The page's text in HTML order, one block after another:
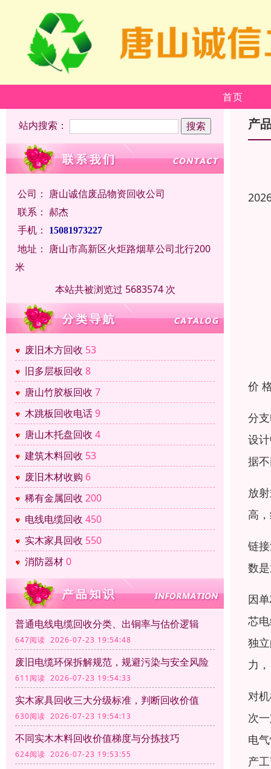
首页
站内搜索：
公司： 唐山诚信废品物资回收公司
联系： 郝杰
手机：
15081973227
地址： 唐山市高新区火炬路烟草公司北行200
米
本站共被浏览过 5683574 次
废旧木方回收 53
旧多层板回收 8
唐山竹胶板回收 7
木跳板回收电话9
唐山木托盘回收 4
建筑木料回收 53
废旧木材收购 6
稀有金属回收 200
电线电缆回收 450
实木家具回收 550
消防器材0
普通电线电缆回收分类、出铜率与估价逻辑
647阅读 2026-07-23 19:54:48
废旧电缆环保拆解规范，规避污染与安全风险
611阅读 2026-07-23 19:54:33
实木家具回收三大分级标准，判断回收价值
630阅读 2026-07-23 19:54:13
不同实木木料回收价值梯度与分拣技巧
624阅读 2026-07-23 19:53:55
产
价
分
设
据
放
高
链
数
因
芯
独
力
对
次
电
产